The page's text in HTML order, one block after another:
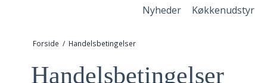
Nyheder Køkkenudstyr
Forside / Handelsbetingelser
Handelsbetingelser